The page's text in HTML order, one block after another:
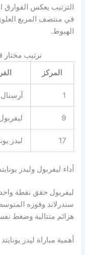
الترتيب يعكس الفوارق
في منتصف المربع
الهبوط.
ترتيب مختار
المركز
1 آرسنال
9
17 ليدز
أداء ليفربول وليدز
ليفربول حقق نقطة
سندرلاند وفوزه
هزائم متتالية وضغط
أهمية مباراة ليدز